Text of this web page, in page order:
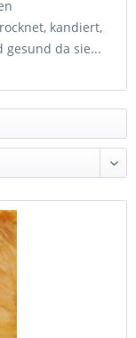
kandiert,
gesund da sie...